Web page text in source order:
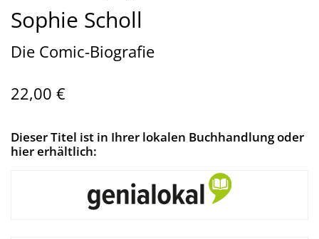
Sophie Scholl
Die Comic-Biografie
22,00 €
Dieser Titel ist in Ihrer lokalen Buchhandlung oder
hier erhältlich: